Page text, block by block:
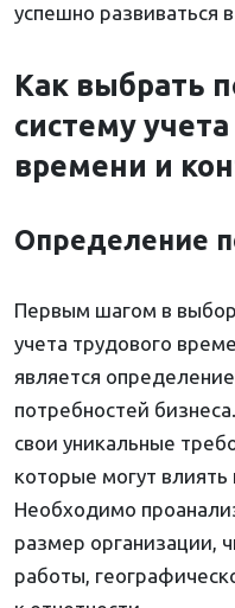
успешно развиваться
Как выбрать
систему
времени и
Определение
Первым шагом в
учета трудового
является
потребностей
свои уникальные
которые могут
Необходимо
размер организации,
работы,